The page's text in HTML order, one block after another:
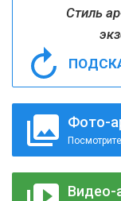
Стиль
Фото-
Видео-